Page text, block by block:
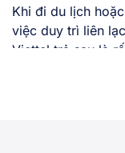
Khi đi du lịch
việc duy trì liên
Viettel trả sau là